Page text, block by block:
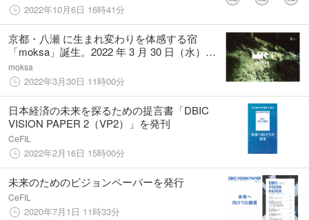
2022年10月6日 16時41分
京都・八瀬 に生まれ変わりを体感する宿
「moksa」誕生。2022 年 3 月 30 日（水）グ
ランドオープン
moksa
2022年3月30日 11時00分
日本経済の未来を探るための提言書「DBIC
VISION PAPER 2（VP2）」を発刊
CeFIL
2022年2月16日 15時00分
未来のためのビジョンペーパーを発行
CeFIL
2020年7月1日 11時33分